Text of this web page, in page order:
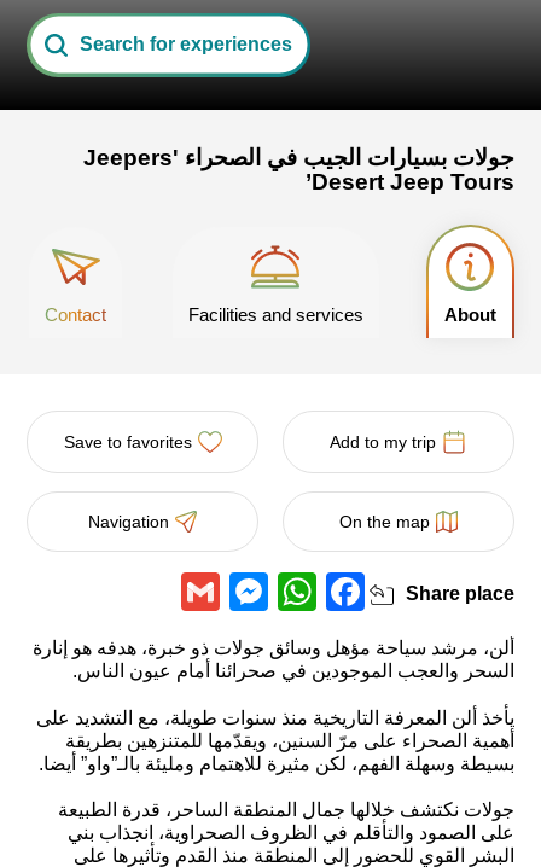
Search for experiences
جولات بسيارات الجيب في الصحراء 'Jeepers
Desert Jeep Tours’
About
Facilities and services
Contact
Add to my trip
Save to favorites
On the map
Navigation
Shareplace
Facebook
WhatsApp
Messenger
ألن، مرشد سياحة مؤهل وسائق جولات ذو خبرة، هدفه هو إنارة
السحر والعجب الموجودين في صحرائنا أمام عيون الناس.
يأخذ ألن المعرفة التاريخية منذ سنوات طويلة، مع التشديد على
أهمية الصحراء على مرّ السنين، ويقدّمها للمتنزهين بطريقة
بسيطة وسهلة الفهم، لكن مثيرة للاهتمام ومليئة بالـ”واو” أيضا.
جولات نكتشف خلالها جمال المنطقة الساحر، قدرة الطبيعة
على الصمود والتأقلم في الظروف الصحراوية، انجذاب بني
البشر القوي للحضور إلى المنطقة منذ القدم وتأثيرها على